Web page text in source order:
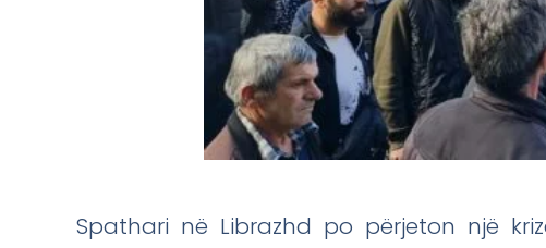
Spathari në Librazhd po përjeton një